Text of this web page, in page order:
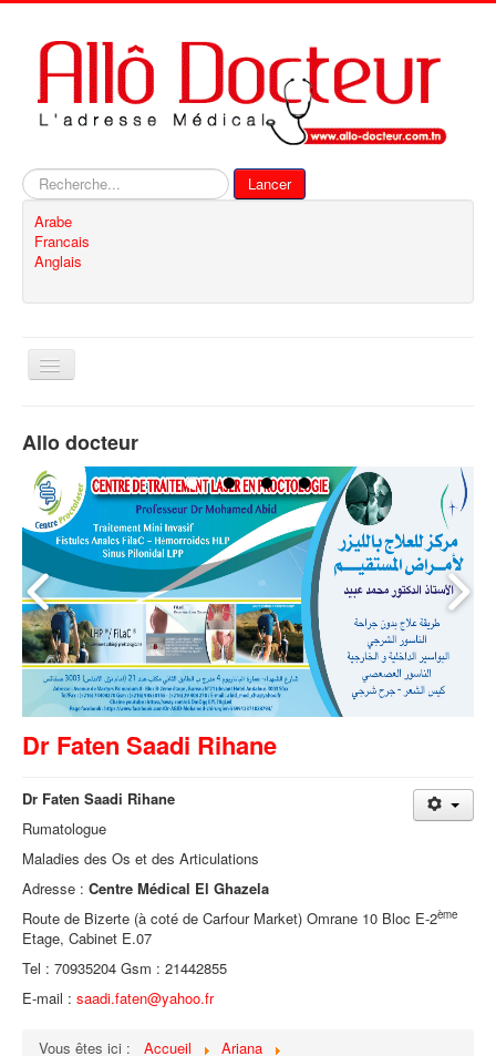
Rechercher
Lancer
Arabe
Francais
Anglais
Basculer
Contact
Allo docteur
Dr Faten Saadi Rihane
Dr Faten Saadi Rihane
Rumatologue
Maladies des Os et des Articulations
Adresse : Centre Médical El Ghazela
Route de Bizerte (à coté de Carfour Market) Omrane 10 Bloc E-2ème
Etage, Cabinet E.07
Tel : 70935204 Gsm : 21442855
E-mail : saadi.faten@yahoo.fr
Vous êtes ici : Accueil
Ariana